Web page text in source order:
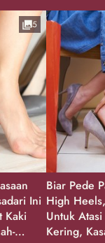
Ini
Kaki
5
Biar Pede
High
Untuk
Kering,